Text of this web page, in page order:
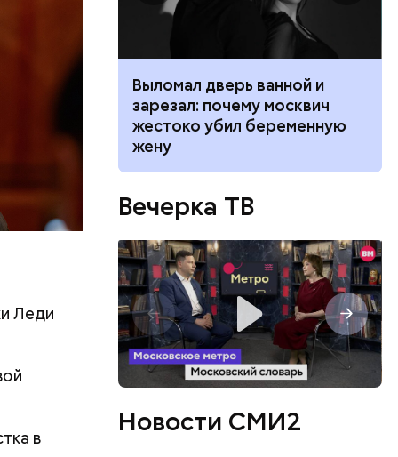
Леди
в
Выломал дверь ванной и
зарезал: почему москвич
жестоко убил беременную
жену
Вечерка ТВ
Новости СМИ2